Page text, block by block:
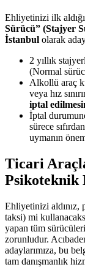
Ehliyetinizi ilk
Sürücü” (Stajyer
İstanbul olarak
2 yıllık
(Normal
Alkollü araç
veya hız
iptal
İptal
sürece
uymanın
Ticari
Psikoteknik
Ehliyetinizi aldınız,
taksi) mi
yapan tüm
zorunludur.
adaylarımıza, bu
tam danışmanlık